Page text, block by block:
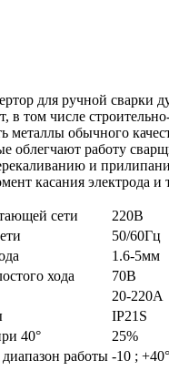
для ручной сварки
в том числе
металлы обычного
облегчают работу
и
касания электрода и
сети
220В
50/60Гц
1.6-5мм
хода
70В
20-220А
IP21S
40°
25%
работы -10 ;